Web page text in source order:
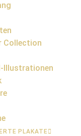
Collection
Illustrationen
PLAKATE